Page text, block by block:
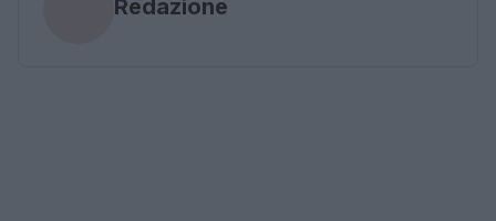
Redazione